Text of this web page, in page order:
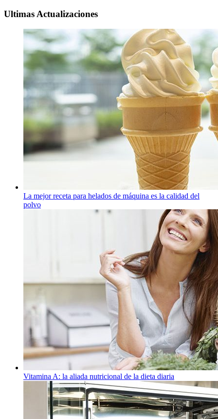
Ultimas Actualizaciones
La mejor receta para helados de máquina es la calidad del
polvo
Vitamina A: la aliada nutricional de la dieta diaria